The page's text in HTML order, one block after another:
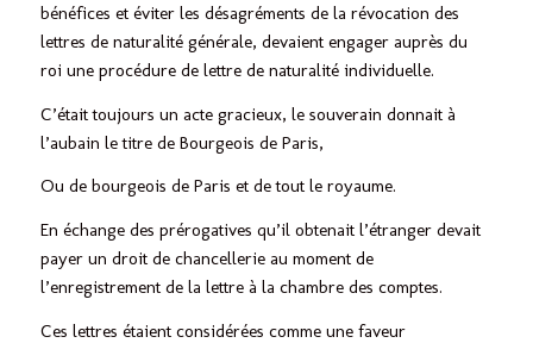
bénéfices et éviter les désagréments de la révocation des
lettres de naturalité générale, devaient engager auprès du
roi une procédure de lettre de naturalité individuelle.
C’était toujours un acte gracieux, le souverain donnait à
l’aubain le titre de Bourgeois de Paris,
Ou de bourgeois de Paris et de tout le royaume.
En échange des prérogatives qu’il obtenait l’étranger devait
payer un droit de chancellerie au moment de
l’enregistrement de la lettre à la chambre des comptes.
Ces lettres étaient considérées comme une faveur